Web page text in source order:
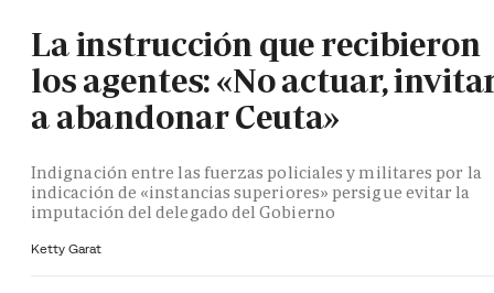
La instrucción que recibieron
los agentes: «No actuar,
a abandonar Ceuta»
Indignación entre las fuerzas policiales y militares por la
indicación de «instancias superiores» persigue evitar la
imputación del delegado del Gobierno
Ketty Garat